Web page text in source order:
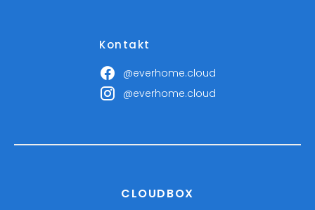
Kontakt
@everhome.cloud
@everhome.cloud
CLOUDBOX